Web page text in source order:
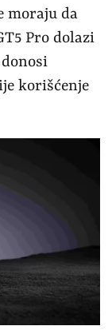
moraju da
Pro dolazi
korišćenje